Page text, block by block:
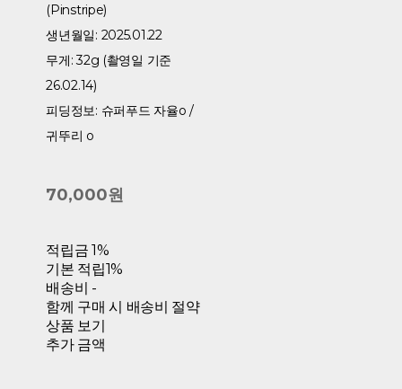
(Pinstripe)
생년월일: 2025.01.22
무게: 32g (촬영일 기준
26.02.14)
피딩정보: 슈퍼푸드 자율o /
귀뚜리 o
70,000원
적립금 1%
기본 적립1%
배송비 -
함께 구매 시 배송비 절약
상품 보기
추가 금액